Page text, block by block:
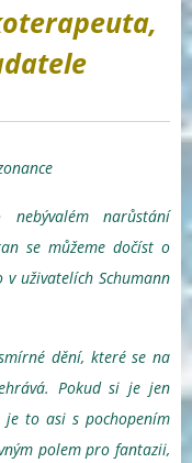
narůstání
se můžeme dočíst o
uživatelích Schumann
dění, které se na
Pokud si je jen
je to asi s pochopením
polem pro fantazii,